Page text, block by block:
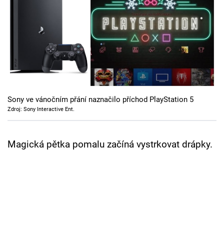
Cool Esport
TV Program
Sony ve vánočním přání naznačilo příchod PlayStation 5
Zdroj: Sony Interactive Ent.
Magická pětka pomalu začíná vystrkovat drápky.